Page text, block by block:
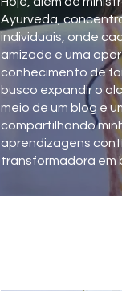
Ayurveda,
individuais, onde
amizade e uma
conhecimento de
busco expandir o
meio de um blog e
compartilhando
aprendizagens
transformadora em